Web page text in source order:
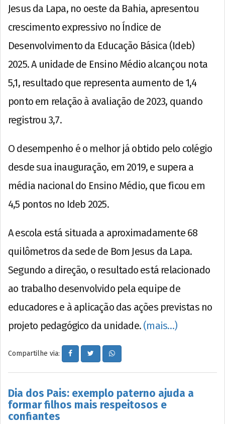
Jesus da Lapa, no oeste da Bahia, apresentou
crescimento expressivo no Índice de
Desenvolvimento da Educação Básica (Ideb)
2025. A unidade de Ensino Médio alcançou nota
5,1, resultado que representa aumento de 1,4
ponto em relação à avaliação de 2023, quando
registrou 3,7.
O desempenho é o melhor já obtido pelo colégio
desde sua inauguração, em 2019, e supera a
média nacional do Ensino Médio, que ficou em
4,5 pontos no Ideb 2025.
A escola está situada a aproximadamente 68
quilômetros da sede de Bom Jesus da Lapa.
Segundo a direção, o resultado está relacionado
ao trabalho desenvolvido pela equipe de
educadores e à aplicação das ações previstas no
projeto pedagógico da unidade. (mais…)
Compartilhe via:
Dia dos Pais: exemplo paterno ajuda a
formar filhos mais respeitosos e
confiantes